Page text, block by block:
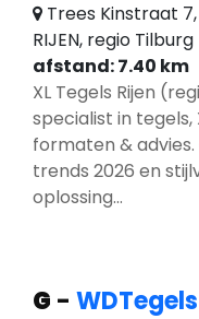
Trees Kinstraat 7,
RIJEN, regio Tilburg
afstand: 7.40 km
XL Tegels Rijen
specialist in tegels,
formaten &
trends 2026 en
oplossing...
G - WDTegels